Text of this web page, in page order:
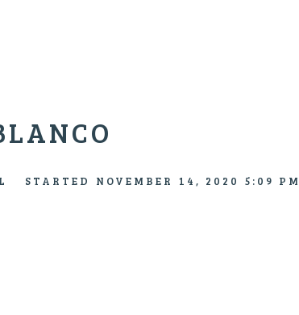
STARTED NOVEMBER 14, 2020 5:09 PM